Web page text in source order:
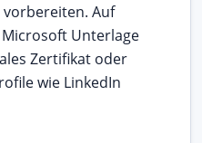
vorbereiten. Auf
Unterlage
Zertifikat oder
wie LinkedIn